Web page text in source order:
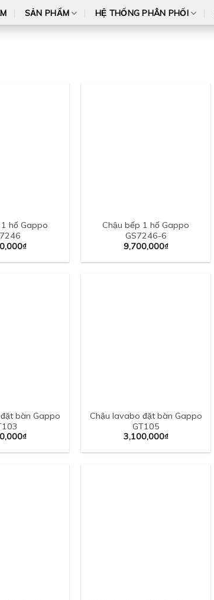
SẢN PHẨM HỆ THỐNG PHÂN PHỐI
hố Gappo
₫
Chậu bếp 1 hố Gappo
GS7246-6
9,700,000₫
bàn Gappo
₫
Chậu lavabo đặt bàn Gappo
GT105
3,100,000₫